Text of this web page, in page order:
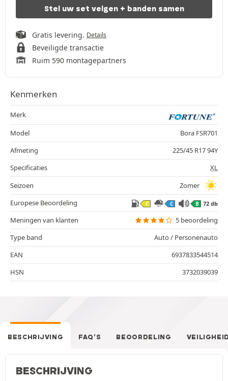
Stel uw set velgen + banden samen
Gratis levering. Details
Beveiligde transactie
Ruim 590 montagepartners
Kenmerken
Merk
Model
Bora FSR701
Afmeting
225/45 R17 94Y
Specificaties
XL
Seizoen
Zomer
Europese Beoordeling
C C B 72 db
Meningen van klanten
5 beoordeling
Type band
Auto / Personenauto
EAN
6937833544514
HSN
3732039039
BESCHRIJVING FAQ’S BEOORDELING
BESCHRIJVING